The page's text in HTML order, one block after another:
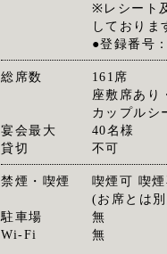
※レシート
しておりま
●登録番号
総席数
161席
座敷席あり
カップルシ
宴会最大
40名様
貸切
不可
禁煙・喫煙
喫煙可 喫煙
(お席とは
駐車場
無
Wi-Fi
無